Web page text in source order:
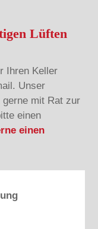
Lüften
Ihren Keller
Unser
mit Rat zur
einen
einen